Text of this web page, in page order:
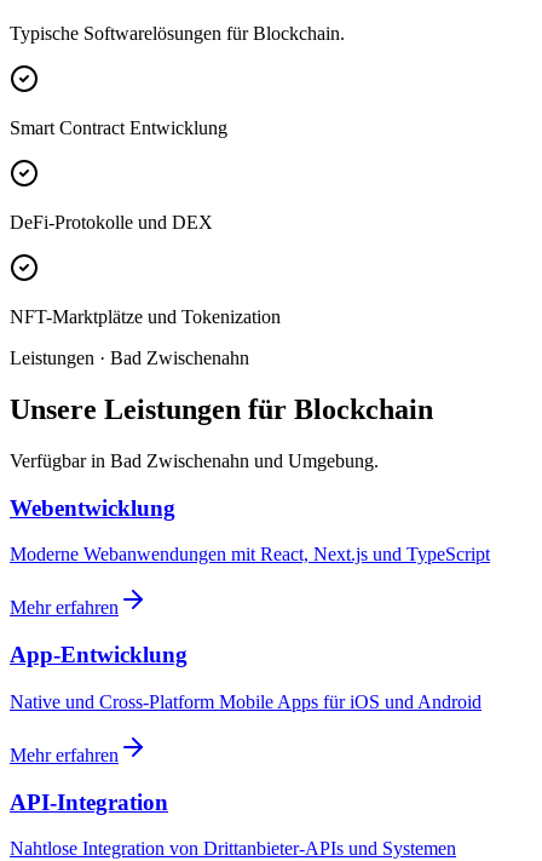
Typische Softwarelösungen für Blockchain.
Smart Contract Entwicklung
DeFi-Protokolle und DEX
NFT-Marktplätze und Tokenization
Leistungen · Bad Zwischenahn
Unsere Leistungen für Blockchain
Verfügbar in Bad Zwischenahn und Umgebung.
Webentwicklung
Moderne Webanwendungen mit React, Next.js und TypeScript
Mehr erfahren
App-Entwicklung
Native und Cross-Platform Mobile Apps für iOS und Android
Mehr erfahren
API-Integration
Nahtlose Integration von Drittanbieter-APIs und Systemen